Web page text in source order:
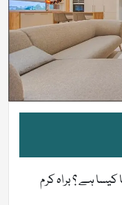
ہے ؟ براہ کرم